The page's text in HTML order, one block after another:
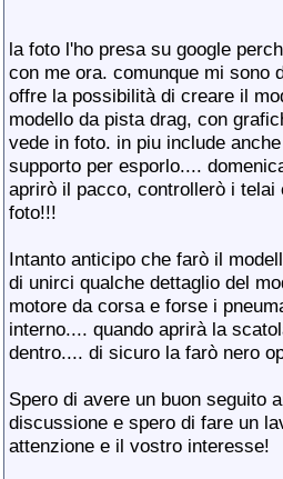
la foto l'ho presa su google
con me ora. comunque mi sono
offre la possibilità di creare il
modello da pista drag, con
vede in foto. in piu include
supporto per esporlo....
aprirò il pacco, controllerò i telai
foto!!!
Intanto anticipo che farò il
di unirci qualche dettaglio del
motore da corsa e forse i
interno.... quando aprirà la
dentro.... di sicuro la farò nero
Spero di avere un buon seguito
discussione e spero di fare un
attenzione e il vostro interesse!